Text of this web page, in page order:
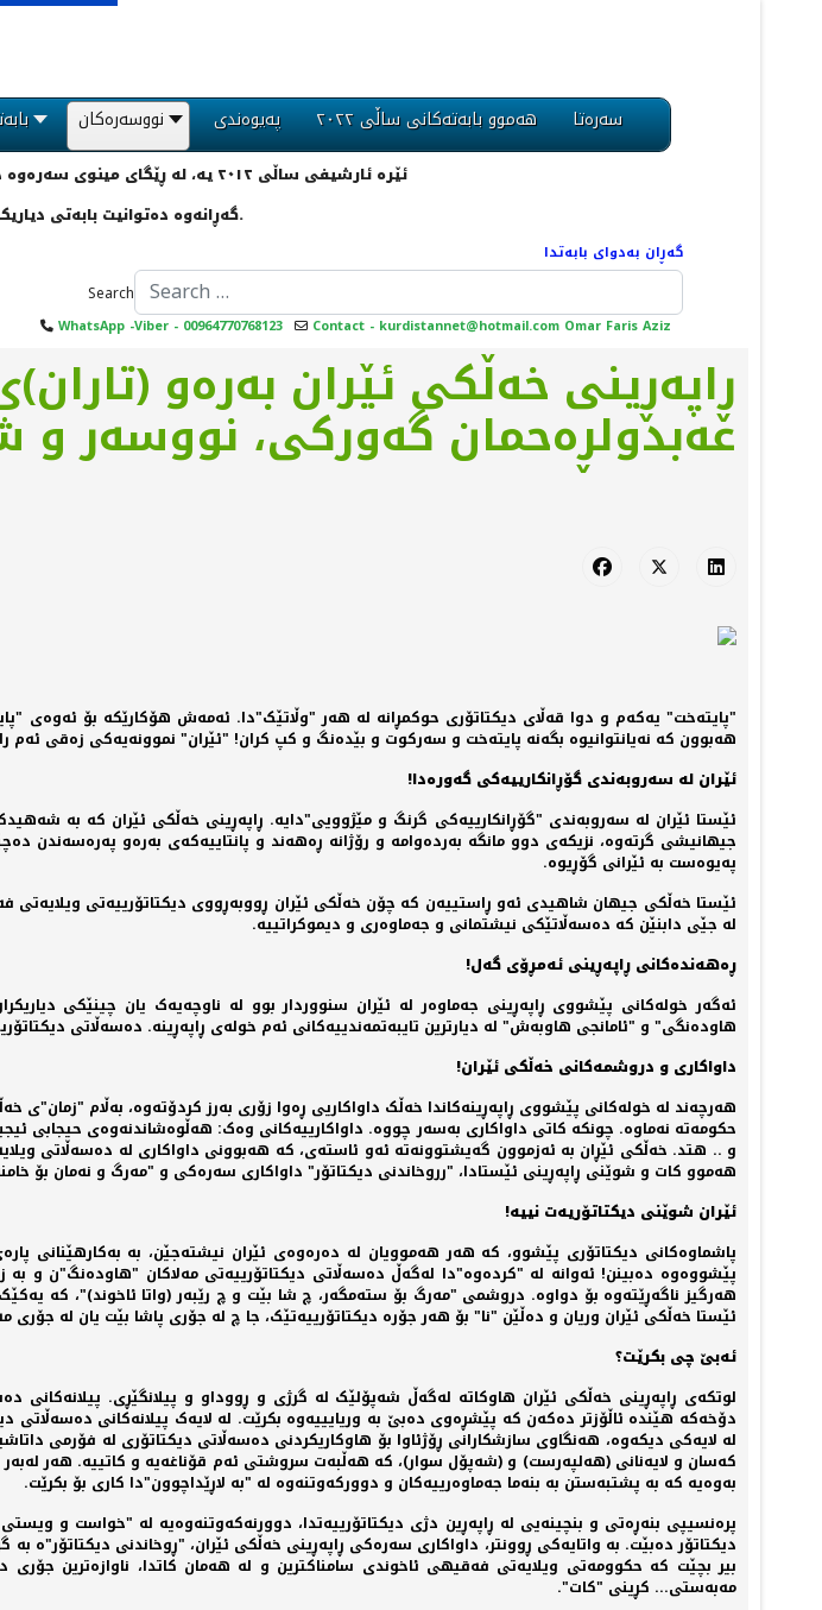
نووسەرەکان پەیوەندی هەموو بابەتەکانی ساڵی ٢٠٢٢ سەرەتا
ئێرە ئارشیفی ساڵی ٢٠١٢ یە، لە ڕێگای مینوی سەرەوە دەتوانیت تەواوی بابەتەکان بدۆزیتەوە. یان لەڕێگەی
گەڕانەوە دەتوانیت بابەتی دیاریکراو بدوزیتەوە. لەگەڵ ڕیزمدا.
گەڕان بەدوای بابەتدا
Search
WhatsApp -Viber - 00964770768123 Contact - kurdistannet@hotmail.com Omar Faris Aziz
ڕاپەڕینی خەڵکی ئێران بەرەو
عەبدولڕەحمان گەورکی، نووسەر
"پایتەخت" یەکەم و دوا قەڵای دیکتاتۆری حوکمڕانە لە هەر "وڵاتێک"دا. ئەمەش هۆکارێکە بۆ ئەوەی
هەبوون کە نەیانتوانیوە بگەنە پایتەخت و سەرکوت و بێدەنگ و کپ کران! "ئێران" نموونەیەکی زەقی ئەم
ئێران لە سەروبەندی گۆڕانکارییەکی گەورەدا!
ئێستا ئێران لە سەروبەندی "گۆڕانکارییەکی گرنگ و مێژوویی"دایە. ڕاپەڕینی خەڵکی ئێران کە بە
جیهانیشی گرتەوە، نزیکەی دوو مانگە بەردەوامە و رۆژانە ڕەهەند و پانتاییەکەی بەرەو
پەیوەست بە ئێرانی گۆڕیوە.
ئێستا خەڵکی جیهان شاهیدی ئەو ڕاستییەن کە چۆن خەڵکی ئێران ڕووبەڕووی دیکتاتۆرییەتی ویلایەتی
لە جێی دابنێن کە دەسەڵاتێکی نیشتمانی و جەماوەری و دیموکراتییە.
ڕەهەندەکانی ڕاپەڕینی ئەمڕۆی گەل!
ئەگەر خولەکانی پێشووی ڕاپەڕینی جەماوەر لە ئێران سنووردار بوو لە ناوچەیەک یان چینێکی
هاودەنگی" و "ئامانجی هاوبەش" لە دیارترین تایبەتمەندییەکانی ئەم خولەی ڕاپەڕینە. دەسەڵاتی
داواکاری و دروشمەکانی خەڵکی ئێران!
هەرچەند لە خولەکانی پێشووی ڕاپەڕینەکاندا خەڵک داواکاریی ڕەوا زۆری بەرز کردۆتەوە، بەڵام "زمان"ی
حکومەتە نەماوە. چونکە کاتی داواکاری بەسەر چووە. داواکارییەکانی وەک: هەڵوەشاندنەوەی حیجابی
و .. هتد. خەڵکی ئێڕان بە ئەزموون گەیشتوونەتە ئەو ئاستەی، کە هەبوونی داواکاری لە دەسەڵاتی
هەموو کات و شوێنی ڕاپەڕینی ئێستادا، "رروخاندنی دیکتاتۆر" داواکاری سەرەکی و "مەرگ و نەمان بۆ
ئێران شوێنی دیکتاتۆریەت نییە!
پاشماوەکانی دیکتاتۆری پێشوو، کە هەر هەموویان لە دەرەوەی ئێران نیشتەجێن، بە بەکارهێنانی
پێشووەوە دەبینن! ئەوانە لە "کردەوە"دا لەگەڵ دەسەڵاتی دیکتاتۆرییەتی مەلاکان "هاودەنگ"ن
هەرگیز ناگەڕێتەوە بۆ دواوە. دروشمی "مەرگ بۆ ستەمگەر، چ شا بێت و چ رێبەر (واتا ئاخوند)"، کە
ئێستا خەڵکی ئێران وریان و دەڵێن "نا" بۆ هەر جۆرە دیکتاتۆرییەتێک، جا چ لە جۆری پاشا بێت یان لە جۆری
ئه‌بێ چی بکرێت؟
لوتکەی ڕاپەڕینی خەڵکی ئێران هاوکاتە لەگەڵ شەپۆلێک لە گرژی و ڕووداو و پیلانگێڕی.
دۆخەکە هێندە ئاڵۆزتر دەکەن کە پێشڕەوی دەبێ بە وریایییەوە بکرێت. لە لایەک پیلانەکانی دەسەڵاتی
لە لایەکی دیکەوە، هەنگاوی سازشکارانی ڕۆژئاوا بۆ هاوکاریکردنی دەسەڵاتی دیکتاتۆری لە فۆرمی
کەسان و لایەنانی (هەلپەرست) و (شەپۆل سوار)، کە هەڵبەت سروشتی ئەم قۆناغەیە و کاتییە. هەر
بەوەیە کە بە پشتبەستن بە بنەما جەماوەرییەکان و دوورکەوتنەوە لە "بە لاڕێداچوون"دا کاری بۆ بکرێت.
پرەنسیپی بنەڕەتی و بنچینەیی لە ڕاپەڕین دژی دیکتاتۆرییەتدا، دوورنەکەوتنەوەیە لە "خواست و
دیکتاتۆر دەبێت. بە واتایەکی ڕوونتر، داواکاری سەرەکی ڕاپەڕینی خەڵکی ئێران، "ڕوخاندنی دیکتاتۆر"ە
بیر بچێت کە حکوومەتی ویلایەتی فەقیهی ئاخوندی سامناکترین و لە هەمان کاتدا، ناوازەترین جۆری
مەبەستی... کڕینی "کات".